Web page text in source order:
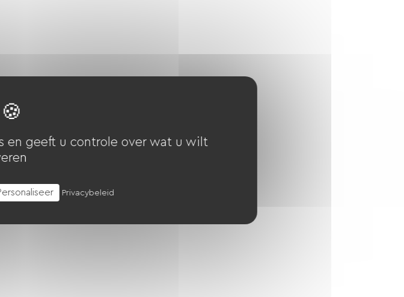
en geeft u controle over wat u wilt
Privacybeleid